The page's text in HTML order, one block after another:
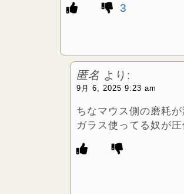
3
匿名 より:
9月 6, 2025 9:23 am
ちなマウス側の磨耗
ガラス使ってる奴が